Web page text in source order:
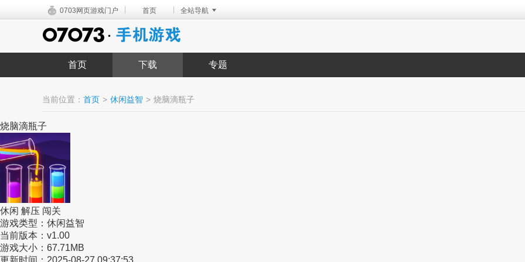
0703网页游戏门户 首页 全站导航
首页 下载 专题
当前位置： 首页 > 休闲益智 > 烧脑滴瓶子
烧脑滴瓶子
休闲 解压 闯关
游戏类型： 休闲益智
当前版本： v1.00
游戏大小： 67.71MB
更新时间： 2025-08-27 09:37:53